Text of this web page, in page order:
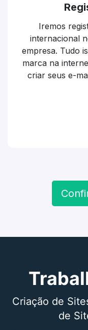
Iremos
internacional
empresa. Tudo
marca na
criar seus e-
Criação de
de